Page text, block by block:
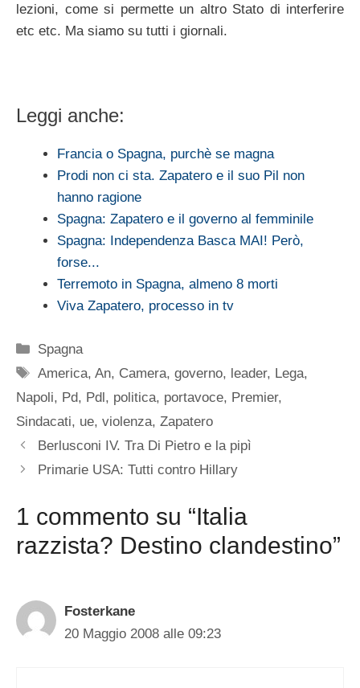
lezioni, come si permette un altro Stato di interferire
etc etc. Ma siamo su tutti i giornali.
Leggi anche:
Francia o Spagna, purchè se magna
Prodi non ci sta. Zapatero e il suo Pil non
hanno ragione
Spagna: Zapatero e il governo al femminile
Spagna: Independenza Basca MAI! Però,
forse...
Terremoto in Spagna, almeno 8 morti
Viva Zapatero, processo in tv
Categorie
Spagna
Tag
America,An, Camera,governo, leader, Lega,
Napoli, Pd, Pdl, politica, portavoce, Premier,
Sindacati, ue, violenza, Zapatero
Berlusconi IV. Tra Di Pietro e la pipì
Primarie USA: Tutti contro Hillary
1 commento su “Italia
razzista? Destino clandestino”
Fosterkane
20 Maggio 2008 alle 09:23